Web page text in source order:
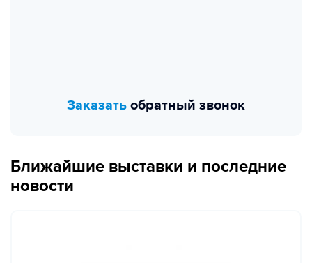
Заказать обратный звонок
Ближайшие выставки и последние
новости